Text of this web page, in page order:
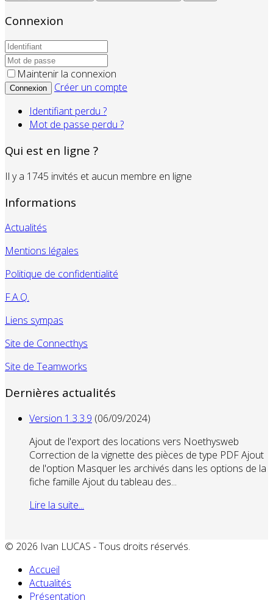
Connexion
Maintenir la connexion
Connexion
Créer un compte
Identifiant perdu ?
Mot de passe perdu ?
Qui est en ligne ?
Il y a 1745 invités et aucun membre en ligne
Informations
Actualités
Mentions légales
Politique de confidentialité
F.A.Q.
Liens sympas
Site de Connecthys
Site de Teamworks
Dernières actualités
Version 1.3.3.9 (06/09/2024)
Ajout de l'export des locations vers Noethysweb
Correction de la vignette des pièces de type PDF Ajout
de l'option Masquer les archivés dans les options de la
fiche famille Ajout du tableau des...
Lire la suite...
© 2026 Ivan LUCAS - Tous droits réservés.
Accueil
Actualités
Présentation